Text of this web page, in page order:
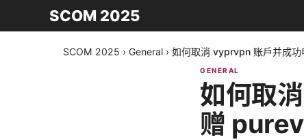
SCOM 2025
SCOM 2025 › General › 如何取消 vyprvpn 账户并成功
GENERAL
如何取
赠